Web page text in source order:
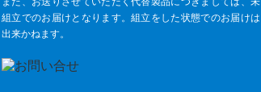
組立でのお届けとなります。組立をした状態でのお届けは
出来かねます。